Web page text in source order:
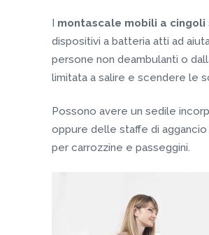
I montascale mobili a cingoli
dispositivi a batteria atti ad
persone non deambulanti o
limitata a salire e scendere le
Possono avere un sedile
oppure delle staffe di
per carrozzine e passeggini.